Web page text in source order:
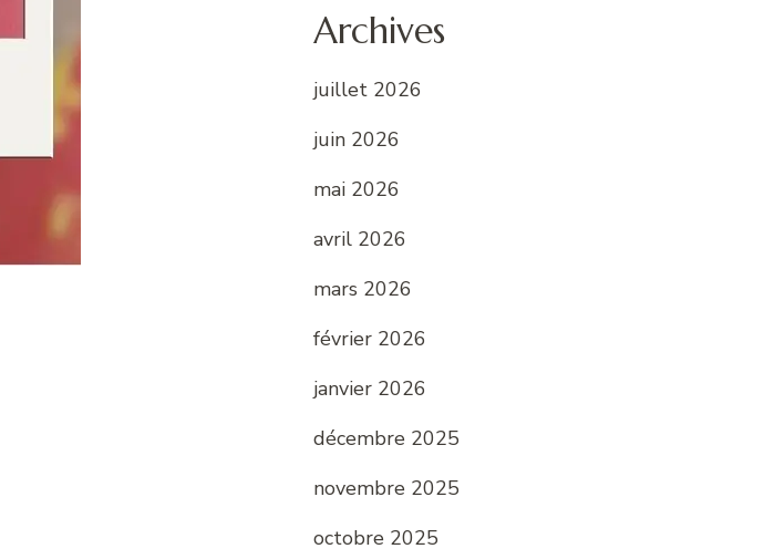
Archives
juillet 2026
juin 2026
mai 2026
avril 2026
mars 2026
février 2026
janvier 2026
décembre 2025
novembre 2025
octobre 2025